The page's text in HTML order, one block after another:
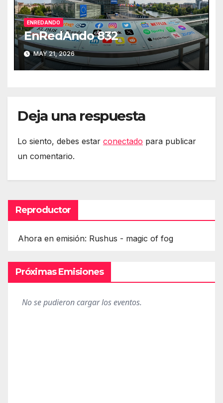
ENREDANDO
EnRedAndo 832
MAY 21, 2026
Deja una respuesta
Lo siento, debes estar conectado para publicar
un comentario.
Reproductor
Ahora en emisión: Rushus - magic of fog
Próximas Emisiones